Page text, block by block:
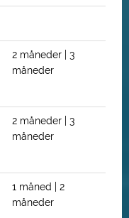
2 måneder | 3
måneder
2 måneder | 3
måneder
1 måned | 2
måneder